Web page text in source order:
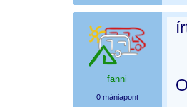
fanni
0 mániapont